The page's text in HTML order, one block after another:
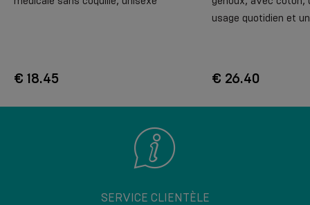
€ 18.45
usage quotidien et
€ 26.40
SERVICE CLIENTÈLE